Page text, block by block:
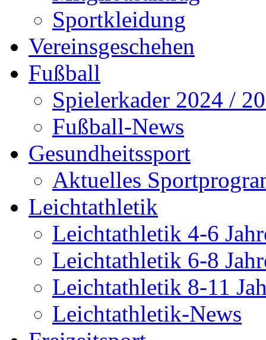
Sportkleidung
Vereinsgeschehen
Fußball
Spielerkader 2024 /
Fußball-News
Gesundheitssport
Aktuelles
Leichtathletik
Leichtathletik 4-6
Leichtathletik 6-8
Leichtathletik 8-11
Leichtathletik-News